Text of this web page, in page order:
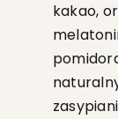
kakao,